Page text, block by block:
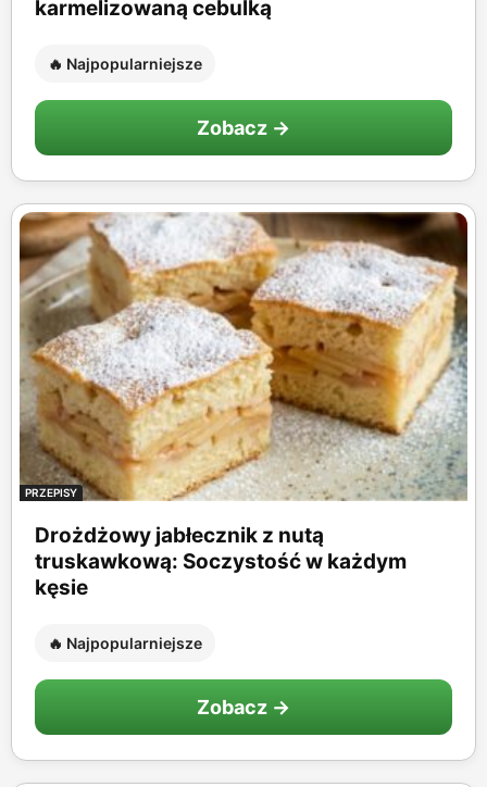
karmelizowaną cebulką
🔥 Najpopularniejsze
Zobacz →
PRZEPISY
Drożdżowy jabłecznik z nutą
truskawkową: Soczystość w każdym
kęsie
🔥 Najpopularniejsze
Zobacz →